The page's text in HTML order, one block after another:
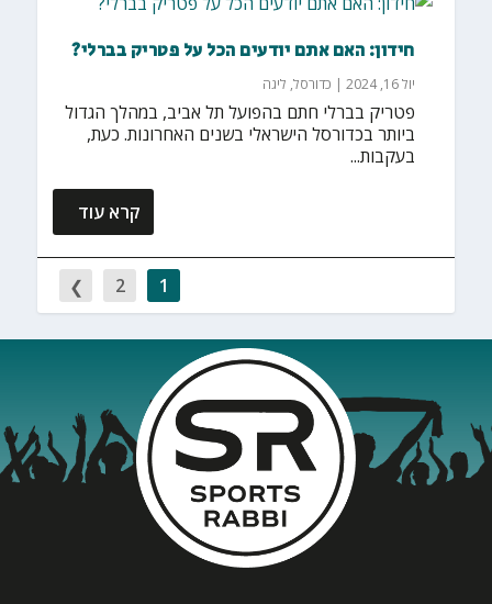
חידון: האם אתם יודעים הכל על פטריק בברלי?
יול 16, 2024 | כדורסל, ליגה
פטריק בברלי חתם בהפועל תל אביב, במהלך הגדול
ביותר בכדורסל הישראלי בשנים האחרונות. כעת,
בעקבות...
קרא עוד
1
2